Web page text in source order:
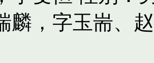
麟，字玉耑、